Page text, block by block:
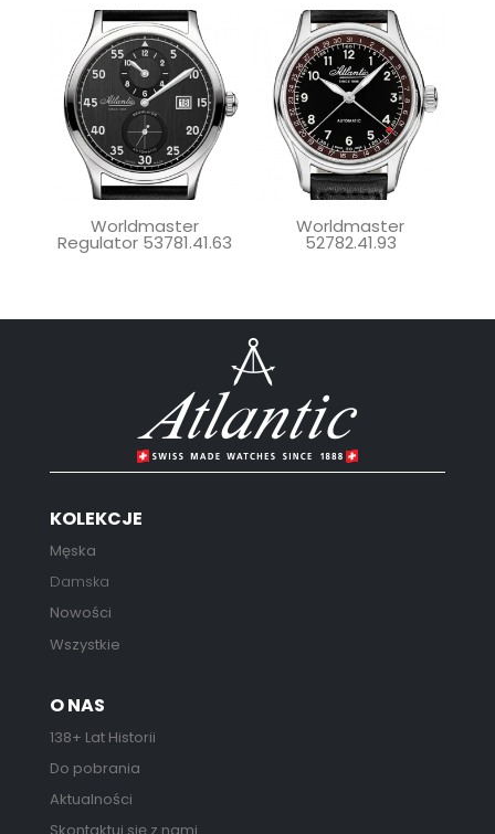
Worldmaster
Regulator 53781.41.63
Worldmaster
52782.41.93
KOLEKCJE
Męska
Damska
Nowości
Wszystkie
O NAS
138+ Lat Historii
Do pobrania
Aktualności